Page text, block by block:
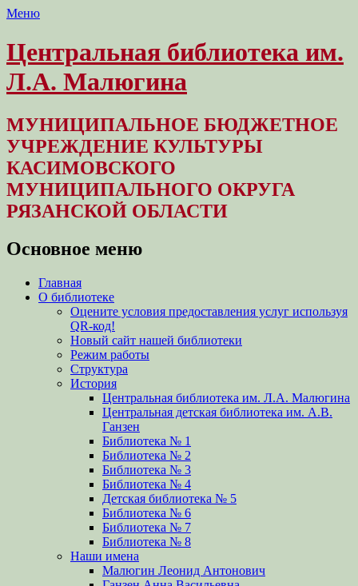
Меню
Центральная библиотека им.
Л.А. Малюгина
МУНИЦИПАЛЬНОЕ БЮДЖЕТНОЕ
УЧРЕЖДЕНИЕ КУЛЬТУРЫ
КАСИМОВСКОГО
МУНИЦИПАЛЬНОГО ОКРУГА
РЯЗАНСКОЙ ОБЛАСТИ
Основное меню
Перейти
содержимому
Главная
О библиотеке
Оцените условия предоставления услуг используя
QR-код!
Новый сайт нашей библиотеки
Режим работы
Структура
История
Центральная библиотека им. Л.А. Малюгина
Центральная детская библиотека им. А.В.
Ганзен
Библиотека № 1
Библиотека № 2
Библиотека № 3
Библиотека № 4
Детская библиотека № 5
Библиотека № 6
Библиотека № 7
Библиотека № 8
Наши имена
Малюгин Леонид Антонович